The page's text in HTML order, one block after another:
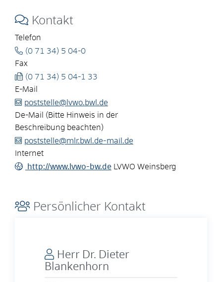
Kontakt
Telefon
(0 71 34) 5 04-0
Fax
(0 71 34) 5 04-1 33
E-Mail
poststelle@lvwo.bwl.de
De-Mail (Bitte Hinweis in der
Beschreibung beachten)
poststelle@mlr.bwl.de-mail.de
Internet
http://www.lvwo-bw.deLVWO Weinsberg
Persönlicher Kontakt
Herr Dr. Dieter
Blankenhorn